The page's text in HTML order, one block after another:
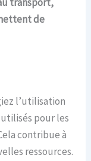
de
l’utilisation
pour les
contribue à
ressources.